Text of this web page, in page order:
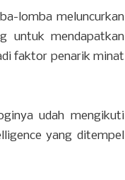
lomba meluncurkan
untuk mendapatkan
faktor penarik minat
udah mengikuti
yang ditempel